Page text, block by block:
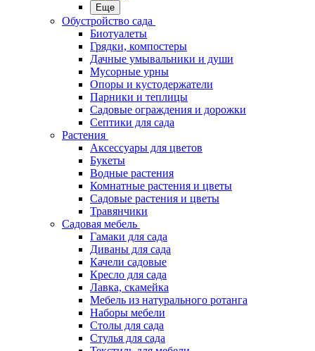
Еще
Обустройство сада
Биотуалеты
Грядки, компостеры
Дачные умывальники и души
Мусорные урны
Опоры и кустодержатели
Парники и теплицы
Садовые ограждения и дорожки
Септики для сада
Растения
Аксессуары для цветов
Букеты
Водные растения
Комнатные растения и цветы
Садовые растения и цветы
Травянчики
Садовая мебель
Гамаки для сада
Диваны для сада
Качели садовые
Кресло для сада
Лавка, скамейка
Мебель из натурального ротанга
Наборы мебели
Столы для сада
Стулья для сада